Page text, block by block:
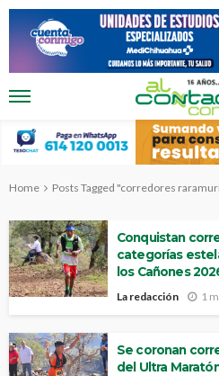
Home Posts Tagged "corredores
Conquistan
categorías
los Cañones
La redacción 1
Se coronan
del Ultra